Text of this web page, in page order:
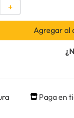
＋
Agregar al
Paga en